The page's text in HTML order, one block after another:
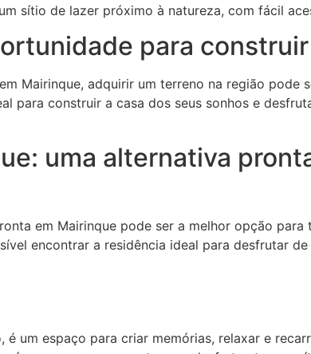
sítio de lazer próximo à natureza, com fácil
para
Mairinque, adquirir um terreno na região pode
para construir a casa dos seus sonhos e
uma alternativa
em Mairinque pode ser a melhor opção
encontrar a residência ideal para desfrutar
um espaço para criar memórias, relaxar e